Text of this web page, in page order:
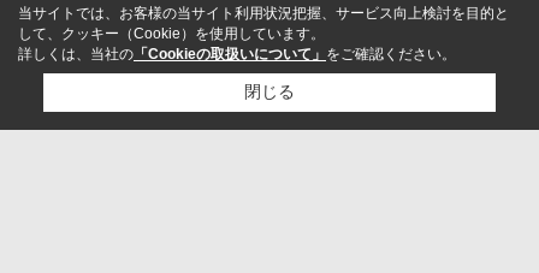
当サイトでは、お客様の当サイト利用状況把握、サービス向上検討を目的と
して、クッキー（Cookie）を使用しています。
詳しくは、当社の 「Cookieの取扱いについて」 をご確認ください。
閉じる